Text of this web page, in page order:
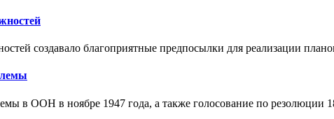
создавало благоприятные предпосылки для реализации
в ООН в ноябре 1947 года, а также голосование по резолюции